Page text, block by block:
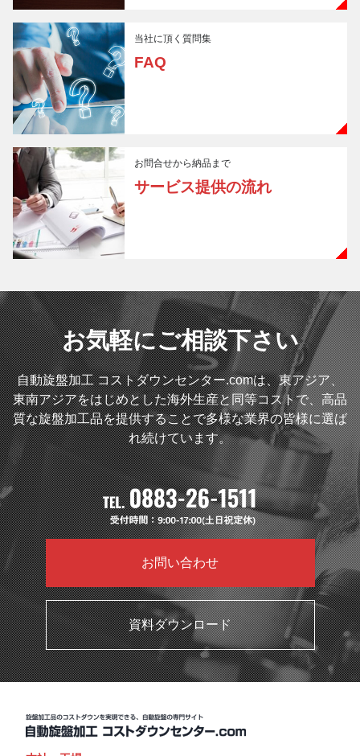
当社に頂く質問集
FAQ
お問合せから納品まで
サービス提供の流れ
お気軽にご相談下さい
自動旋盤加工 コストダウンセンター.comは、東アジア、
東南アジアをはじめとした海外生産と同等コストで、高品
質な旋盤加工品を提供することで多様な業界の皆様に選ば
れ続けています。
お問い合わせ
資料ダウンロード